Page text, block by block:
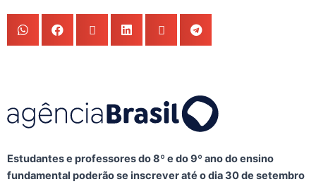
Estudantes e professores do 8º e do 9º ano do ensino
fundamental poderão se inscrever até o dia 30 de setembro